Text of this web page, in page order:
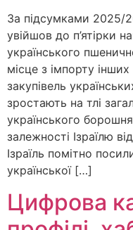
За підсумками 2025/
увійшов до п’ятірки
українського
місце з імпорту
закупівель
зростають на тлі
українського
залежності Ізраїлю
Ізраїль помітно
української […]
Цифрова